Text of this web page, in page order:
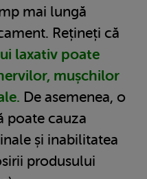
mai lungă
Rețineți că
laxativ poate
mușchilor
De asemenea, o
poate cauza
și inabilitatea
produsului